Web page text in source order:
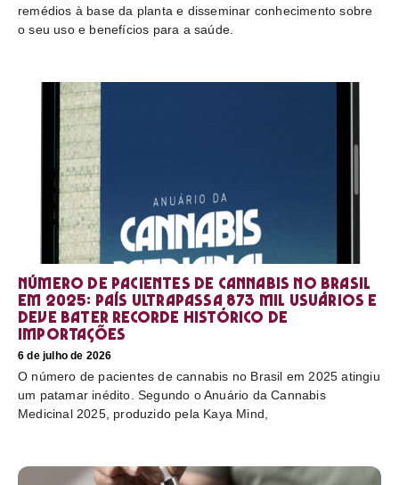
remédios à base da planta e disseminar conhecimento sobre
o seu uso e benefícios para a saúde.
Número de pacientes de cannabis no Brasil
em 2025: país ultrapassa 873 mil usuários e
deve bater recorde histórico de
importações
6 de julho de 2026
O número de pacientes de cannabis no Brasil em 2025 atingiu
um patamar inédito. Segundo o Anuário da Cannabis
Medicinal 2025, produzido pela Kaya Mind,